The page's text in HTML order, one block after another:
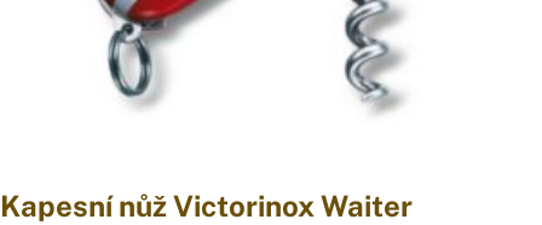
Kapesní nůž Victorinox Waiter